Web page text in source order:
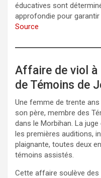
éducatives sont
approfondie pour
Source
Affaire de viol à
de Témoins de
Une femme de trente
son père, membre des
dans le Morbihan. La
les premières auditions,
plaignante, toutes deux
témoins assistés.
Cette affaire soulève